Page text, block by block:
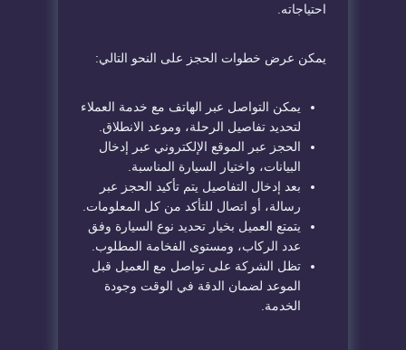
احتياجاته.
يمكن عرض خطوات الحجز على النحو التالي:
يمكن التواصل عبر الهاتف مع خدمة العملاء
لتحديد تفاصيل الرحلة، وموعد الانطلاق.
الحجز عبر الموقع الإلكتروني عبر إدخال
البيانات، واختيار السيارة المناسبة.
بعد إدخال التفاصيل يتم تأكيد الحجز عبر
رسالة، أو اتصال للتأكد من كل المعلومات.
يتمتع العميل بخيار تحديد نوع السيارة وفق
عدد الركاب، ومستوى الفخامة المطلوب.
تظل الشركة على تواصل مع العميل قبل
الموعد لضمان الدقة في الوقت وجودة
الخدمة.